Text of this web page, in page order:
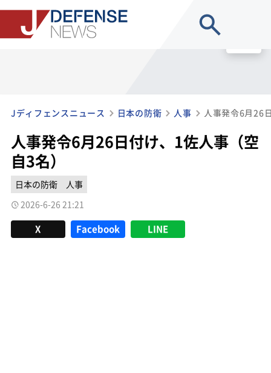
Jディフェンスニュース 日本の防衛 人事 人事発令6月26
人事発令6月26日付け、1佐人事（空
自3名）
日本の防衛
人事
2026-6-26 21:21
X Facebook LINE